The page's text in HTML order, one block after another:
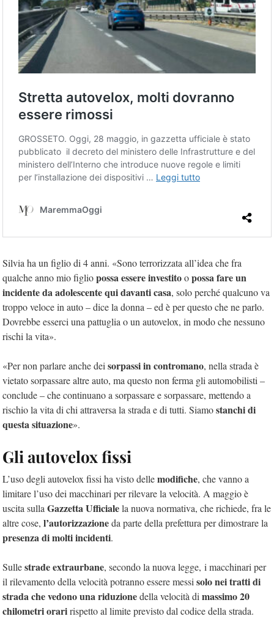
Silvia ha un figlio di 4 anni. «Sono terrorizzata all’idea che fra
qualche anno mio figliopossa essere investitoopossa fare un
incidente da adolescente qui davanti casa, solo perché qualcuno va
troppo veloce in auto – dice la donna – ed è per questo che ne parlo.
Dovrebbe esserci una pattuglia o un autovelox, in modo che nessuno
rischi la vita».
«Per non parlare anche dei sorpassi in contromano, nella strada è
vietato sorpassare altre auto, ma questo non ferma gli automobilisti –
conclude – che continuano a sorpassare e sorpassare, mettendo a
rischio la vita di chi attraversa la strada e di tutti. Siamostanchi di
questa situazione».
Gli autovelox fissi
L’uso degli autovelox fissi ha visto dellemodifiche, che vanno a
limitare l’uso dei macchinari per rilevare la velocità. A maggio è
uscita sulla Gazzetta Ufficialela nuova normativa, che richiede, fra le
altre cose, l’autorizzazioneda parte della prefettura per dimostrare la
presenza di molti incidenti.
Sullestrade extraurbane, secondo la nuova legge, i macchinari per
il rilevamento della velocità potranno essere messi solo nei tratti di
strada che vedono una riduzionedella velocità di massimo 20
chilometri oraririspetto al limite previsto dal codice della strada.